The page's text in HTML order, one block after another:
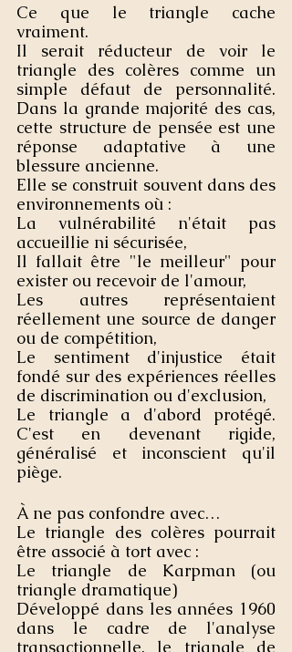
Ce que le triangle cache
vraiment.
Il serait réducteur de voir le
triangle des colères comme un
simple défaut de personnalité.
Dans la grande majorité des cas,
cette structure de pensée est une
réponse adaptative à une
blessure ancienne.
Elle se construit souvent dans des
environnements où :
La vulnérabilité n'était pas
accueillie ni sécurisée,
Il fallait être "le meilleur" pour
exister ou recevoir de l'amour,
Les autres représentaient
réellement une source de danger
ou de compétition,
Le sentiment d'injustice était
fondé sur des expériences réelles
de discrimination ou d'exclusion,
Le triangle a d'abord protégé.
C'est en devenant rigide,
généralisé et inconscient qu'il
piège.
À ne pas confondre avec…
Le triangle des colères pourrait
être associé à tort avec :
Le triangle de Karpman (ou
triangle dramatique)
Développé dans les années 1960
dans le cadre de l'analyse
transactionnelle, le triangle de